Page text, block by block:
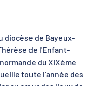
diocèse de Bayeux-
de l'Enfant-
du XIXème
toute l’année des